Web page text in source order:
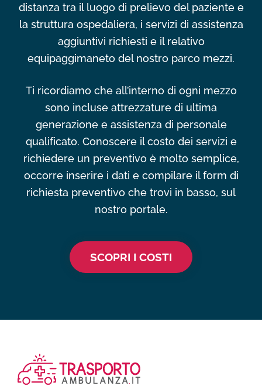
distanza tra il luogo di prelievo del paziente e
la struttura ospedaliera, i servizi di assistenza
aggiuntivi richiesti e il relativo
equipaggimaneto del nostro parco mezzi.
Ti ricordiamo che all’interno di ogni mezzo
sono incluse attrezzature di ultima
generazione e assistenza di personale
qualificato. Conoscere il costo dei servizi e
richiedere un preventivo è molto semplice,
occorre inserire i dati e compilare il form di
richiesta preventivo che trovi in basso, sul
nostro portale.
SCOPRI I COSTI